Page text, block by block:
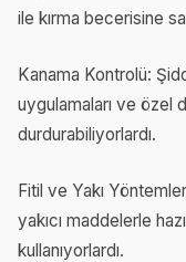
ile kırma becerisine
Kanama Kontrolü:
uygulamaları ve özel
durdurabiliyorlardı.
Fitil ve Yakı
yakıcı maddelerle
kullanıyorlardı.